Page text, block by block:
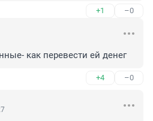
+1 –0
как перевести ей денег
+4 –0